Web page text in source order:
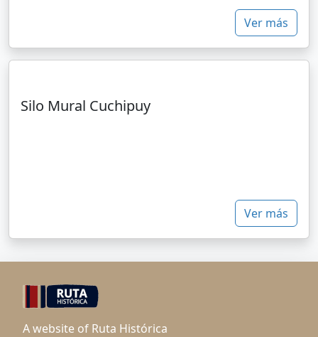
Ver más
Silo Mural Cuchipuy
Ver más
A website of Ruta Histórica